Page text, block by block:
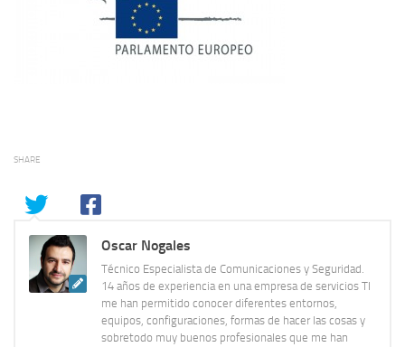
SHARE
Oscar Nogales
Técnico Especialista de Comunicaciones y Seguridad.
14 años de experiencia en una empresa de servicios TI
me han permitido conocer diferentes entornos,
equipos, configuraciones, formas de hacer las cosas y
sobretodo muy buenos profesionales que me han